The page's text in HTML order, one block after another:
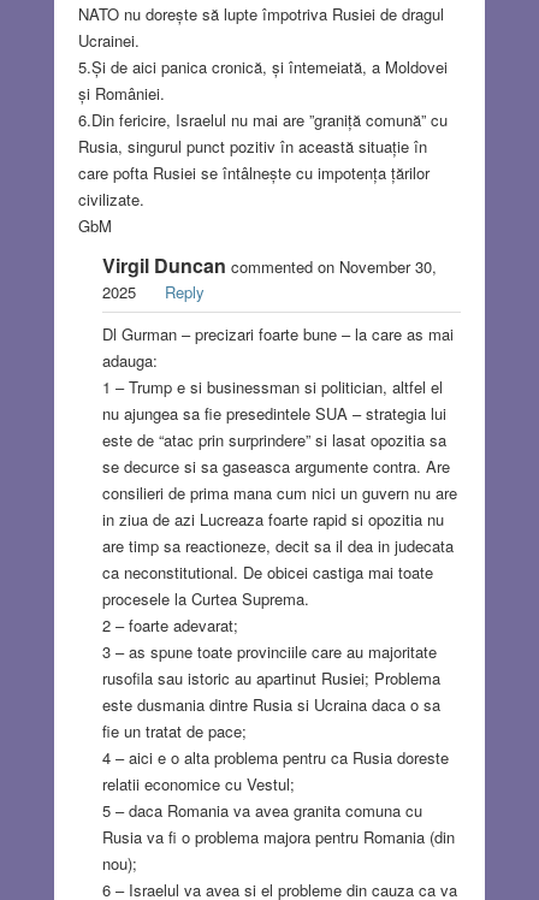
NATO nu dorește să lupte împotriva Rusiei de dragul
Ucrainei.
5.Și de aici panica cronică, și întemeiată, a Moldovei
și României.
6.Din fericire, Israelul nu mai are ”graniță comună” cu
Rusia, singurul punct pozitiv în această situație în
care pofta Rusiei se întâlnește cu impotența țărilor
civilizate.
GbM
Virgil Duncan commented on November 30,
2025
Reply
Dl Gurman – precizari foarte bune – la care as mai
adauga:
1 – Trump e si businessman si politician, altfel el
nu ajungea sa fie presedintele SUA – strategia lui
este de “atac prin surprindere” si lasat opozitia sa
se decurce si sa gaseasca argumente contra. Are
consilieri de prima mana cum nici un guvern nu are
in ziua de azi Lucreaza foarte rapid si opozitia nu
are timp sa reactioneze, decit sa il dea in judecata
ca neconstitutional. De obicei castiga mai toate
procesele la Curtea Suprema.
2 – foarte adevarat;
3 – as spune toate provinciile care au majoritate
rusofila sau istoric au apartinut Rusiei; Problema
este dusmania dintre Rusia si Ucraina daca o sa
fie un tratat de pace;
4 – aici e o alta problema pentru ca Rusia doreste
relatii economice cu Vestul;
5 – daca Romania va avea granita comuna cu
Rusia va fi o problema majora pentru Romania (din
nou);
6 – Israelul va avea si el probleme din cauza ca va